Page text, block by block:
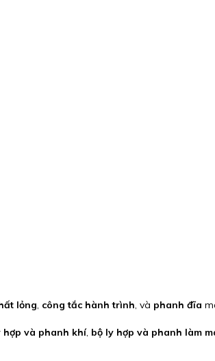
lỏng, công tắc hành trình, và phanh đĩa
hợp và phanh khí, bộ ly hợp và phanh làm